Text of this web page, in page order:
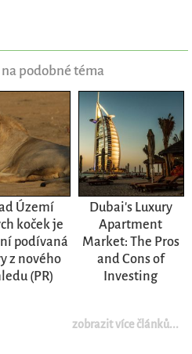
podobné téma
Území
koček je
podívaná
z nového
(PR)
Dubai's Luxury
Apartment
Market: The Pros
and Cons of
Investing
zobrazit více článků...